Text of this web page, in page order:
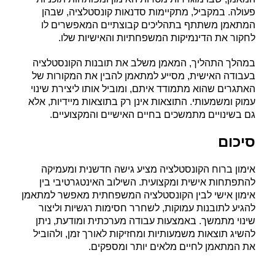
פעולה. במקביל, מתקיימות סדנאות קונסטלציה, שבהן
המתאמן משתתף בתהליכים קבוצתיים המאפשרים לו
לחקור את הדינמיקות המשפחתיות והאישיות שלו.
במהלך התהליך, המאמן משלב את תובנות הקונסטלציה
בעבודה האישית, מסייע למתאמן להבין את המקורות של
האתגרים שהוא מתמודד איתם, ומוביל אותו ליצירת שינוי
עמוק ומשמעותי. התוצאות אינן רק בתוצאות מיידיות, אלא
גם בשינויים מתמשכים בחיים האישיים והמקצועיים.
סיכום
אימון ברוח הקונסטלציה מציע גישה חדשנית ומעמיקה
להתפתחות אישית ומקצועית. השילוב האינטגרטיבי בין
אימון אישי לבין הקונסטלציה המשפחתית מאפשר למתאמן
להגיע לתובנות עמוקות, לשחרר חסימות רגשיות וליצור
שינוי מתמשך. באמצעות עבודה מערכתית ומודעת, ניתן
להשיג תוצאות משמעותיות ומחזיקות לאורך זמן, ולהוביל
את המתאמן לחיים מלאים יותר ומספקים.